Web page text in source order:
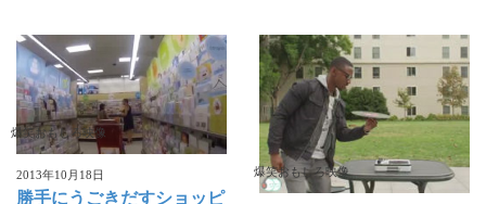
爆笑おもしろ映像
2013年10月18日
勝手にうごきだすショッピ
爆笑おもしろ映像